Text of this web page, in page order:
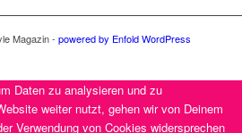
Magazin - powered by Enfold WordPress
Daten zu analysieren und zu
weiter nutzt, gehen wir von Deinem
Verwendung von Cookies widersprechen